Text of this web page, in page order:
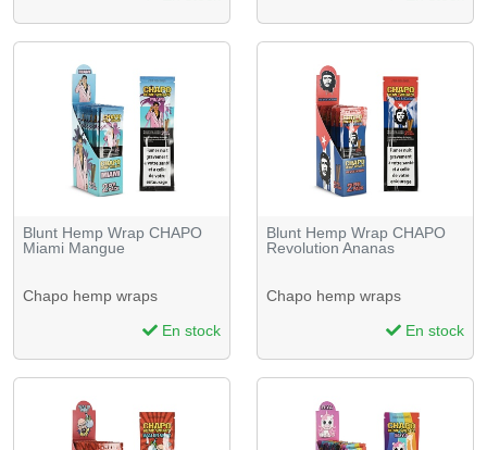
Blunt Hemp Wrap CHAPO
Miami Mangue
Chapo hemp wraps
En stock
Blunt Hemp Wrap CHAPO
Revolution Ananas
Chapo hemp wraps
En stock